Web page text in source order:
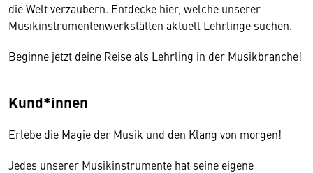
die Welt verzaubern. Entdecke hier, welche unserer
Musikinstrumentenwerkstätten aktuell Lehrlinge suchen.
Beginne jetzt deine Reise als Lehrling in der Musikbranche!
Kund*innen
Erlebe die Magie der Musik und den Klang von morgen!
Jedes unserer Musikinstrumente hat seine eigene